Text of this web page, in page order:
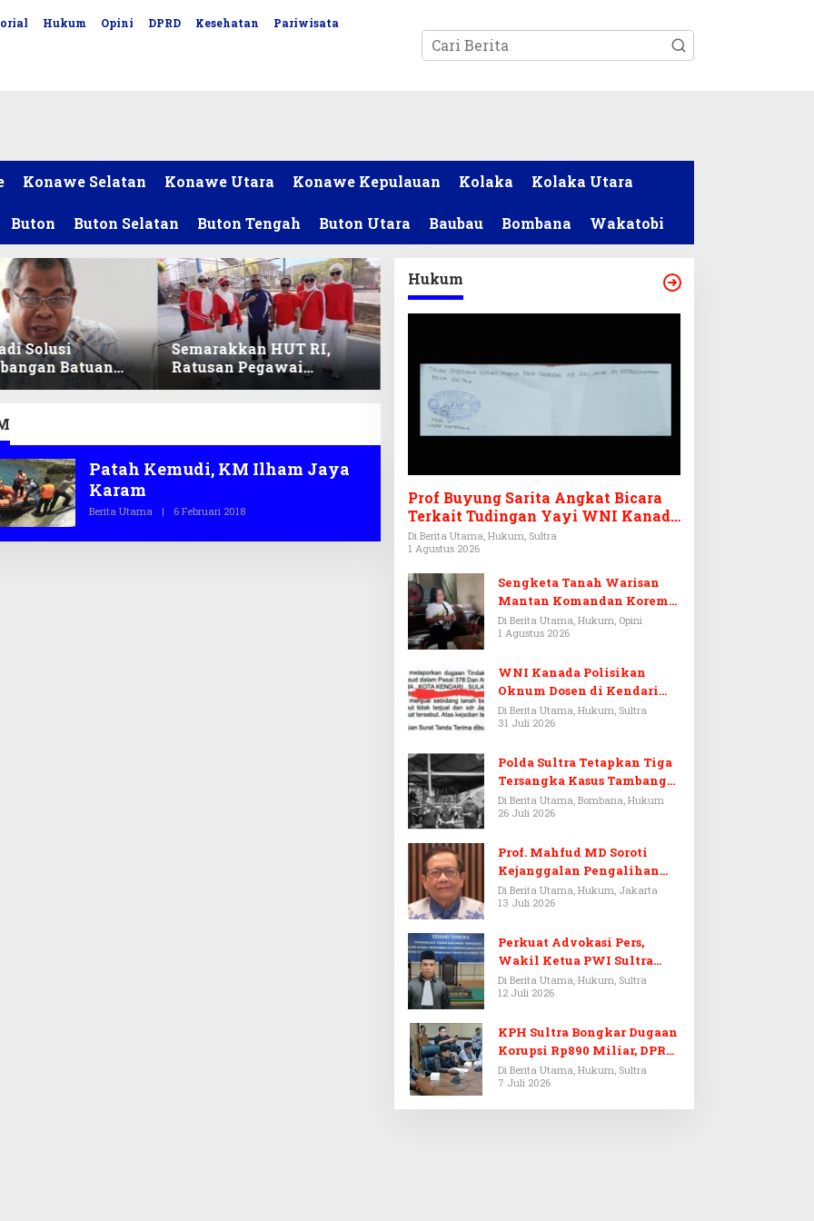
Hukum Opini DPRD Kesehatan Pariwisata
Konawe Selatan Konawe Utara Konawe Kepulauan Kolaka Kolaka Utara
Buton Buton Selatan Buton Tengah Buton Utara Baubau Bombana Wakatobi
Solusi
Batuan
ex-Golongan
Semarakkan HUT RI,
Ratusan Pegawai
Sekretariat DPRD Sultra
Patah Kemudi, KM Ilham Jaya
Karam
Berita Utama | 6 Februari 2018O
Hukum
Prof Buyung Sarita Angkat Bicara
Terkait Tudingan Yayi WNI Kanada
Ditagih Utang Rp3,6 Miliar
Di Berita Utama, Hukum, Sultra
1 Agustus 2026
Sengketa Tanah Warisan
Mantan Komandan Korem
143/HO, Ketika Warisan
Menjadi Arena Pemerasan
Di Berita Utama, Hukum, Opini
1 Agustus 2026
WNI Kanada Polisikan
Oknum Dosen di Kendari
Terkait Aset Puluhan Miliar
Di Berita Utama, Hukum, Sultra
31 Juli 2026
Polda Sultra Tetapkan Tiga
Tersangka Kasus Tambang
Emas Ilegal di Bombana
Di Berita Utama, Bombana, Hukum
26 Juli 2026
Prof. Mahfud MD Soroti
Kejanggalan Pengalihan
Penyelidikan Tersangka
Febrie Adriansyah
Di Berita Utama, Hukum, Jakarta
13 Juli 2026
Perkuat Advokasi Pers,
Wakil Ketua PWI Sultra
Resmi Dilantik Menjadi
Advokat PERADI
Di Berita Utama, Hukum, Sultra
12 Juli 2026
KPH Sultra Bongkar Dugaan
Korupsi Rp890 Miliar, DPRD
Sultra Gelar RDP
Di Berita Utama, Hukum, Sultra
7 Juli 2026